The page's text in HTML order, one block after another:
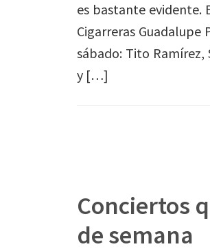
es bastante evidente.
Cigarreras
sábado: Tito Ramírez,
y […]
Conciertos
de semana